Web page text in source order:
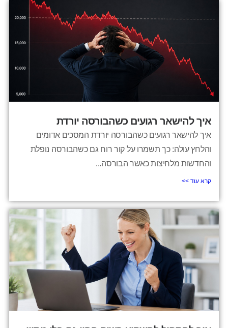
איך להישאר רגועים כשהבורסה יורדת
איך להישאר רגועים כשהבורסה יורדת המסכים אדומים
והלחץ עולה: כך תשמרו על קור רוח גם כשהבורסה נופלת
והחדשות מלחיצות כאשר הבורסה...
קרא עוד >>